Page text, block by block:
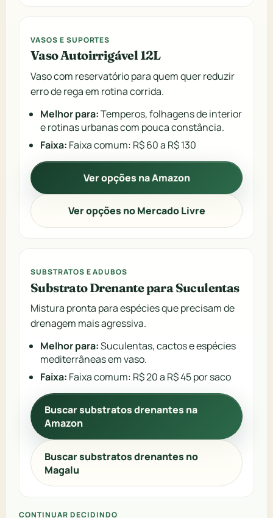
VASOS E SUPORTES
Vaso Autoirrigável 12L
Vaso com reservatório para quem quer reduzir
erro de rega em rotina corrida.
Melhor para:Temperos, folhagens de interior
e rotinas urbanas com pouca constância.
Faixa: Faixa comum: R$ 60 a R$ 130
Ver opções na Amazon
Ver opções no Mercado Livre
SUBSTRATOS E ADUBOS
Substrato Drenante para Suculentas
Mistura pronta para espécies que precisam de
drenagem mais agressiva.
Melhor para:Suculentas, cactos e espécies
mediterrâneas em vaso.
Faixa: Faixa comum: R$ 20 a R$ 45 por saco
Buscar substratos drenantes na
Amazon
Buscar substratos drenantes no
Magalu
CONTINUAR DECIDINDO